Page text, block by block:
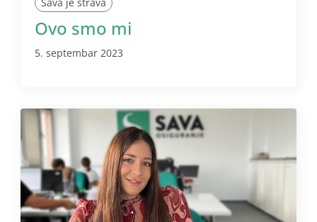
Sava je strava
Ovo smo mi
5. septembar 2023